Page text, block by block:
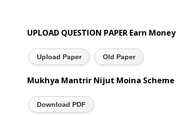
UPLOAD QUESTION PAPER Earn Money
Upload Paper Old Paper
Mukhya Mantrir Nijut Moina Scheme
Download PDF